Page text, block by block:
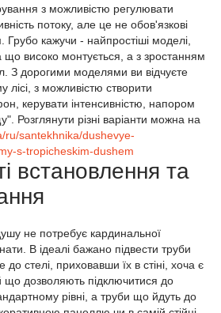
з можливістю регулювати
потоку, але це не обов'язкові
кажучи - найпростіші моделі,
що високо монтується, а з зростанням
З дорогими моделями ви відчуєте
лісі, з можливістю створити
керувати інтенсивністю, напором
Розглянути різні варіанти можна на
ru/santekhnika/dushevye-
s-tropicheskim-dushem
встановлення та
не потребує кардинальної
В ідеалі бажано підвести труби
стелі, приховавши їх в стіні, хоча є
що дозволяють підключитися до
рівні, а труби що йдуть до